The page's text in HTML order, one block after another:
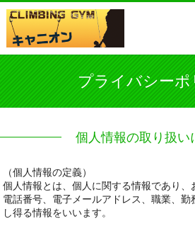
プライバシーポ
個人情報の取り扱い
（個人情報の定義）
個人情報とは、個人に関する情報であり、
電話番号、電子メールアドレス、職業、
し得る情報をいいます。